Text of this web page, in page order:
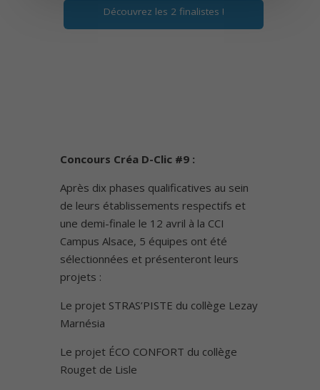
Découvrez les 2 finalistes !
Concours Créa D-Clic #9 :
Après dix phases qualificatives au sein
de leurs établissements respectifs et
une demi-finale le 12 avril à la CCI
Campus Alsace, 5 équipes ont été
sélectionnées et présenteront leurs
projets :
Le projet STRAS’PISTE du collège Lezay
Marnésia
Le projet ÉCO CONFORT du collège
Rouget de Lisle